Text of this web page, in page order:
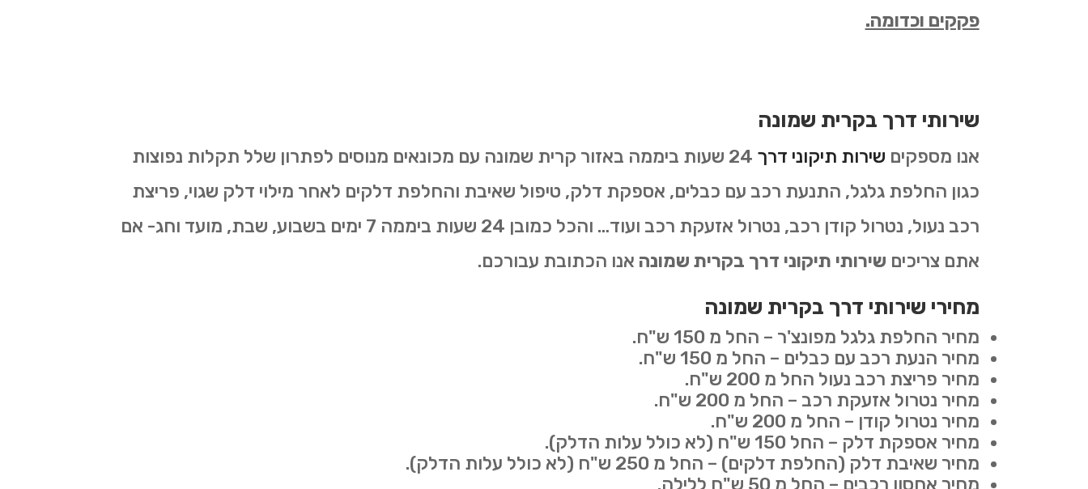
פקקים וכדומה.
שירותי דרך בקרית שמונה
אנו מספקים שירות תיקוני דרך
24 שעות ביממה באזור קרית שמונה עם מכונאים מנוסים לפתרון שלל תקלות נפוצות
כגון החלפת גלגל, התנעת רכב עם כבלים, אספקת דלק, טיפול שאיבת והחלפת דלקים לאחר מילוי דלק שגוי, פריצת
רכב נעול, נטרול קודן רכב, נטרול אזעקת רכב ועוד… והכל כמובן 24 שעות ביממה 7 ימים בשבוע, שבת, מועד וחג- אם
אתם צריכים שירותי תיקוני דרך בקרית שמונה אנו הכתובת עבורכם.
מחירי שירותי דרך בקרית שמונה
מחיר החלפת גלגל מפונצ'ר – החל מ 150 ש"ח.
מחיר הנעת רכב עם כבלים – החל מ 150 ש"ח.
מחיר פריצת רכב נעול החל מ 200 ש"ח.
מחיר נטרול אזעקת רכב – החל מ 200 ש"ח.
מחיר נטרול קודן – החל מ 200 ש"ח.
מחיר אספקת דלק – החל 150 ש"ח (לא כולל עלות הדלק).
מחיר שאיבת דלק (החלפת דלקים) – החל מ 250 ש"ח (לא כולל עלות הדלק).
מחיר אחסון רכבים – החל מ 50 ש"ח ללילה.